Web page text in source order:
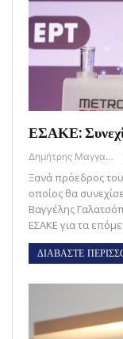
ΕΣΑΚΕ:
Δημήτρης Μαγγανάρης
Ξανά πρόεδρος
οποίος θα
Βαγγέλης
ΕΣΑΚΕ για τα
ΔΙΑΒΑΣΤΕ